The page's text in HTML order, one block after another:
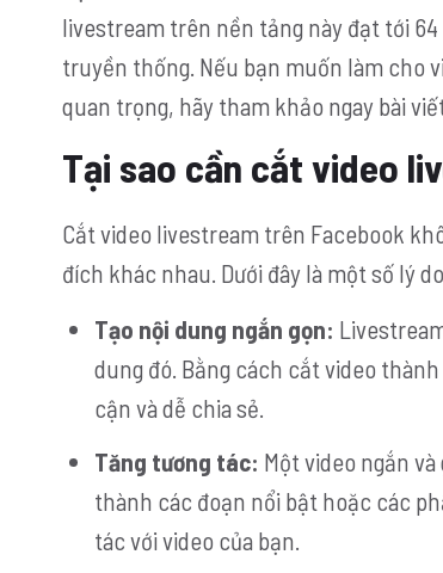
livestream trên nền tảng này đạt tới 64
truyền thống. Nếu bạn muốn làm cho
quan trọng, hãy tham khảo ngay bài
Tại sao cần cắt video
Cắt video livestream trên Facebook
đích khác nhau. Dưới đây là một số lý
Tạo nội dung ngắn gọn:
dung đó. Bằng cách cắt video
cận và dễ chia sẻ.
Tăng tương tác: Một video ngắn
thành các đoạn nổi bật hoặc các
tác với video của bạn.